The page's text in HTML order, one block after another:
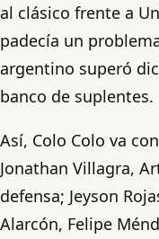
al clásico frente a
padecía un
argentino superó
banco de suplentes.
Así, Colo Colo va
Jonathan Villagra,
defensa; Jeyson
Alarcón, Felipe